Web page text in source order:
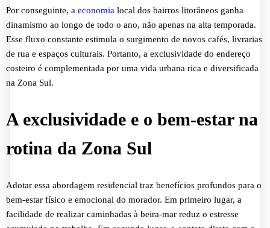
Por conseguinte, a economia local dos bairros litorâneos ganha
dinamismo ao longo de todo o ano, não apenas na alta temporada.
Esse fluxo constante estimula o surgimento de novos cafés, livrarias
de rua e espaços culturais. Portanto, a exclusividade do endereço
costeiro é complementada por uma vida urbana rica e diversificada
na Zona Sul.
A exclusividade e o bem-estar na
rotina da Zona Sul
Adotar essa abordagem residencial traz benefícios profundos para o
bem-estar físico e emocional do morador. Em primeiro lugar, a
facilidade de realizar caminhadas à beira-mar reduz o estresse